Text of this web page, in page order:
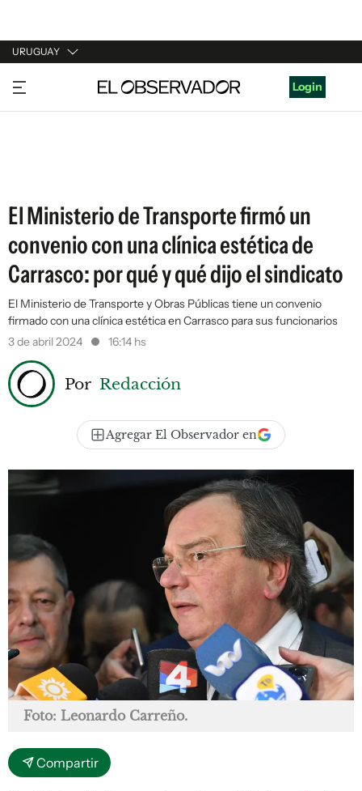
URUGUAY
URUGUAY
ARGENTINA
Login
El Ministerio de Transporte firmó un
convenio con una clínica estética de
Carrasco: por qué y qué dijo el sindicato
El Ministerio de Transporte y Obras Públicas tiene un convenio
firmado con una clínica estética en Carrasco para sus funcionarios
3 de abril 2024
16:14 hs
Por Redacción
Agregar El Observador en
Foto: Leonardo Carreño.
Compartir